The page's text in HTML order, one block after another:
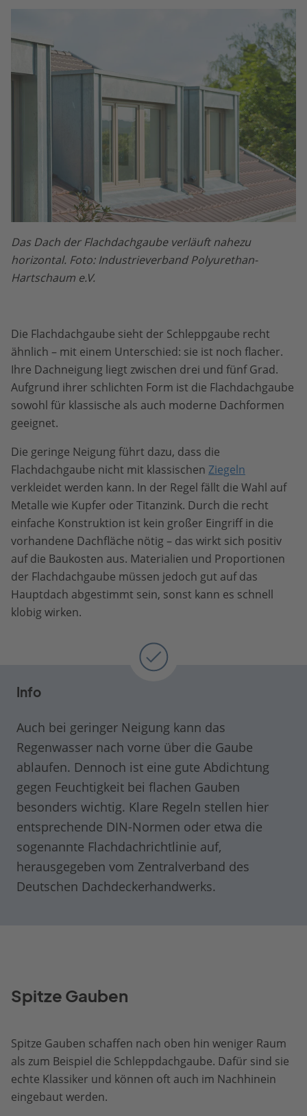
Das Dach der Flachdachgaube verläuft nahezu
horizontal. Foto: Industrieverband Polyurethan-
Hartschaum e.V.
Die Flachdachgaube sieht der Schleppgaube recht
ähnlich – mit einem Unterschied: sie ist noch flacher.
Ihre Dachneigung liegt zwischen drei und fünf Grad.
Aufgrund ihrer schlichten Form ist die Flachdachgaube
sowohl für klassische als auch moderne Dachformen
geeignet.
Die geringe Neigung führt dazu, dass die
Flachdachgaube nicht mit klassischen Ziegeln
verkleidet werden kann. In der Regel fällt die Wahl auf
Metalle wie Kupfer oder Titanzink. Durch die recht
einfache Konstruktion ist kein großer Eingriff in die
vorhandene Dachfläche nötig – das wirkt sich positiv
auf die Baukosten aus. Materialien und Proportionen
der Flachdachgaube müssen jedoch gut auf das
Hauptdach abgestimmt sein, sonst kann es schnell
klobig wirken.
Info
Auch bei geringer Neigung kann das
Regenwasser nach vorne über die Gaube
ablaufen. Dennoch ist eine gute Abdichtung
gegen Feuchtigkeit bei flachen Gauben
besonders wichtig. Klare Regeln stellen hier
entsprechende DIN-Normen oder etwa die
sogenannte Flachdachrichtlinie auf,
herausgegeben vom Zentralverband des
Deutschen Dachdeckerhandwerks.
Spitze Gauben
Spitze Gauben schaffen nach oben hin weniger Raum
als zum Beispiel die Schleppdachgaube. Dafür sind sie
echte Klassiker und können oft auch im Nachhinein
eingebaut werden.